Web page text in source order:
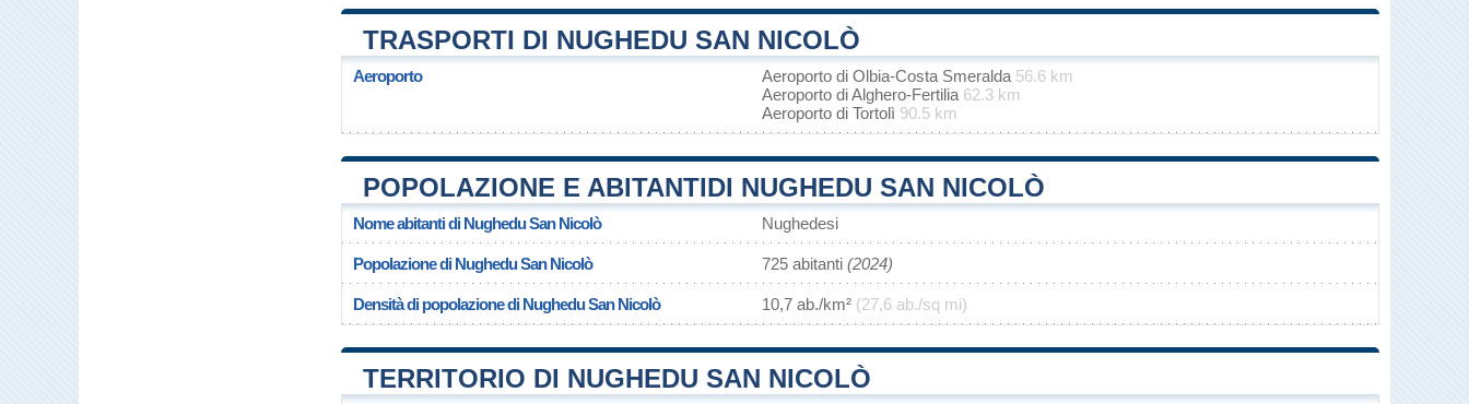
TRASPORTI DI NUGHEDU SAN NICOLÒ
Aeroporto Aeroporto di Olbia-Costa Smeralda 56.6 km
Aeroporto di Alghero-Fertilia 62.3 km
Aeroporto di Tortolì 90.5 km
POPOLAZIONE E ABITANTIDI NUGHEDU SAN NICOLÒ
Nome abitanti di Nughedu San Nicolò Nughedesi
Popolazione di Nughedu San Nicolò 725 abitanti (2024)
Densità di popolazione di Nughedu San Nicolò 10,7 ab./km² (27,6 ab./sq mi)
TERRITORIO DI NUGHEDU SAN NICOLÒ